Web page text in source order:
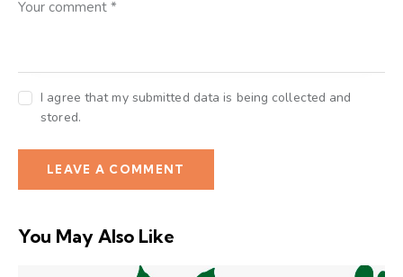
I agree that my submitted data is being collected and
stored.
You May Also Like